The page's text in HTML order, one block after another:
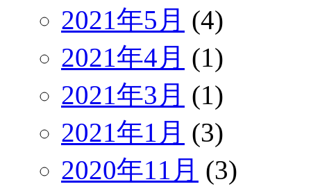
2021年5月 (4)
2021年4月 (1)
2021年3月 (1)
2021年1月 (3)
2020年11月 (3)